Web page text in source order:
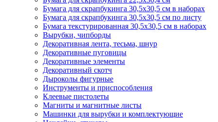
Бумага для скрапбукинга 30,5х30,5 см в наборах
Бумага для скрапбукинга 30,5х30,5 см по листу
Бумага текстурированная 30,5х30,5 см в наборах
Вырубки, чипборды
Декоративная лента, тесьма, шнур
Декоративные пуговицы
Декоративные элементы
Декоративный скотч
Дыроколы фигурные
Инструменты и приспособления
Клеевые пистолеты
Магниты и магнитные листы
Машинки для вырубки и комплектующие